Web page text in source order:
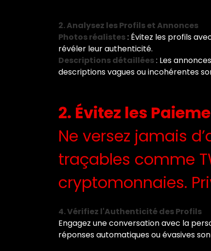
2. Analysez les Profils et Annonces
Photos réalistes: Évitez les profils
révéler leur authenticité.
Descriptions détaillées: Les
descriptions vagues ou incohérentes
2. Évitez les
Ne versez jamais
traçables comme
cryptomonnaies.
4. Vérifiez l'Authenticité des Profils
Engagez une conversation avec la
réponses automatiques ou évasives